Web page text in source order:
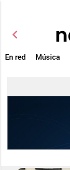
chevron_left
En red Música